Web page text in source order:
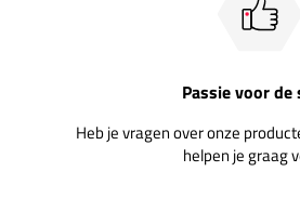
Passie voor
Heb je vragen over onze
helpen je graag